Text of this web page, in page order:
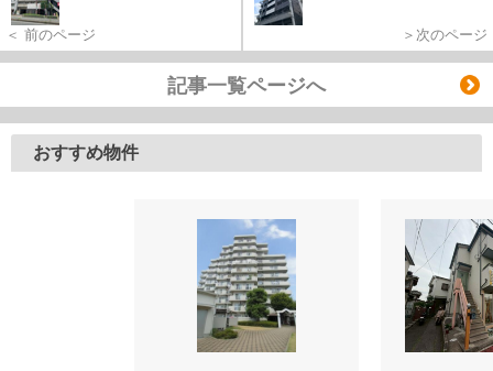
＜ 前のページ ＞次のページ
記事一覧ページへ
おすすめ物件